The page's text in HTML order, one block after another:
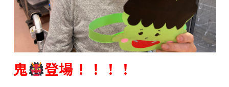
鬼 登場！！！！